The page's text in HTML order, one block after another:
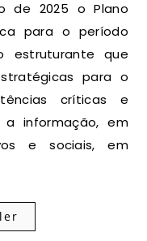
para o período
estruturante que
para o
críticas e
informação, em
e sociais, em